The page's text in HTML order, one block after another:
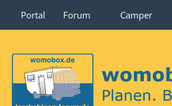
Portal Forum Camper